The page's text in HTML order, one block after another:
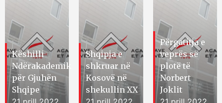
Këshilli
Ndërakademik
për Gjuhën
Shqipe
Shqipja e
shkruar në
Kosovë në
shekullin XX
Përgatitja e
veprës së
plotë të
Norbert
Joklit